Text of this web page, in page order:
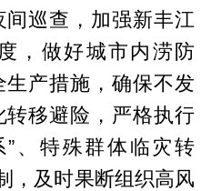
巡查，加强新丰江
，做好城市内涝防
产措施，确保不发
移避险，严格执行
、特殊群体临灾转
，及时果断组织高风